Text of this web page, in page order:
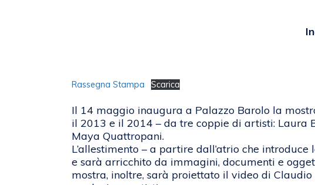
Rassegna Stampa Scarica
Il 14 maggio inaugura a Palazzo Barolo la
il 2013 e il 2014 – da tre coppie di artisti: Laura
Maya Quattropani.
L’allestimento – a partire dall’atrio che
e sarà arricchito da immagini, documenti e
mostra, inoltre, sarà proiettato il video di